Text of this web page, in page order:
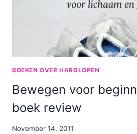
BOEKEN OVER HARDLOPEN
Bewegen voor
boek review
By
November 14, 2011